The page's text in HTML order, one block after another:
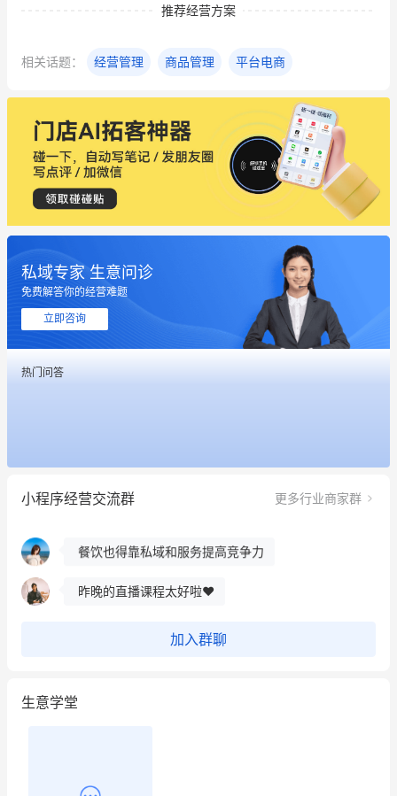
推荐经营方案
相关话题： 经营管理 商品管理 平台电商
私域专家 生意问诊
免费解答你的经营难题
立即咨询
热门问答
小程序经营交流群 更多行业商家群
这个营销策划案例推荐大家看一下
用有赞就能在微信、小红书同时经营了
餐饮也得靠私域和服务提高竞争力
这个营销策划案例推荐大家看一下
用有赞就能在微信、小红书同时经营了
餐饮也得靠私域和服务提高竞争力
昨晚的直播课程太好啦❤️
加入群聊
生意学堂